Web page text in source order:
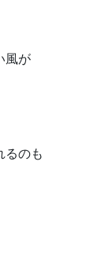
風が
のも